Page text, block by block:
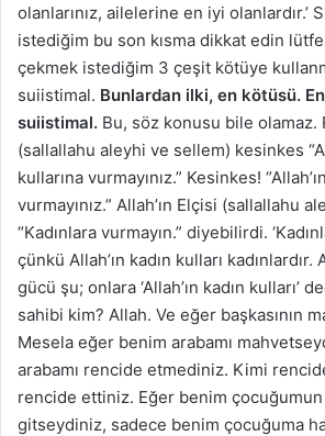
olanlarınız, ailelerine en iyi olanlardır.’
istediğim bu son kısma dikkat edin
çekmek istediğim 3 çeşit kötüye
suiistimal. Bunlardan ilki, en kötüsü.
suiistimal. Bu, söz konusu bile olamaz.
(sallallahu aleyhi ve sellem) kesinkes
kullarına vurmayınız.” Kesinkes!
vurmayınız.” Allah’ın Elçisi (sallallahu
“Kadınlara vurmayın.” diyebilirdi.
çünkü Allah’ın kadın kulları
gücü şu; onlara ‘Allah’ın kadın kulları’
sahibi kim? Allah. Ve eğer başkasının
Mesela eğer benim arabamı
arabamı rencide etmediniz. Kimi
rencide ettiniz. Eğer benim
gitseydiniz, sadece benim çocuğuma